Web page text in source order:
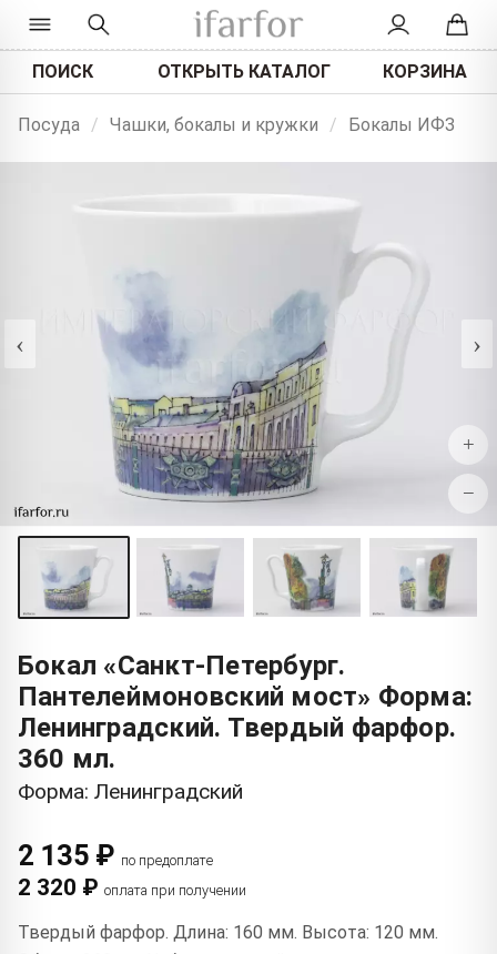
ПОИСК ОТКРЫТЬ КАТАЛОГ КОРЗИНА
Посуда / Чашки, бокалы и кружки / Бокалы ИФЗ
‹ ›
+
−
Бокал «Санкт-Петербург.
Пантелеймоновский мост» Форма:
Ленинградский. Твердый фарфор.
360 мл.
Форма: Ленинградский
2 135 ₽ по предоплате
2 320 ₽ оплата при получении
Твердый фарфор. Длина: 160 мм. Высота: 120 мм.